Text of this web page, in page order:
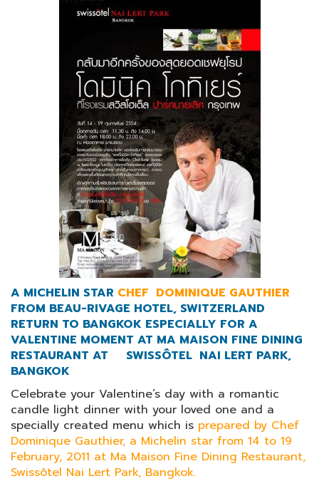
A MICHELIN STAR CHEF DOMINIQUE GAUTHIER
FROM BEAU-RIVAGE HOTEL, SWITZERLAND
RETURN TO BANGKOK ESPECIALLY FOR A
VALENTINE MOMENT AT MA MAISON FINE DINING
RESTAURANT AT SWISSÔTEL NAI LERT PARK,
BANGKOK
Celebrate your Valentine’s day with a romantic
candle light dinner with your loved one and a
specially created menu which is prepared by Chef
Dominique Gauthier, a Michelin star from 14 to 19
February, 2011 at Ma Maison Fine Dining Restaurant,
Swissôtel Nai Lert Park, Bangkok.